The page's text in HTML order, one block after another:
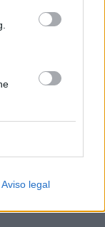
Aviso legal